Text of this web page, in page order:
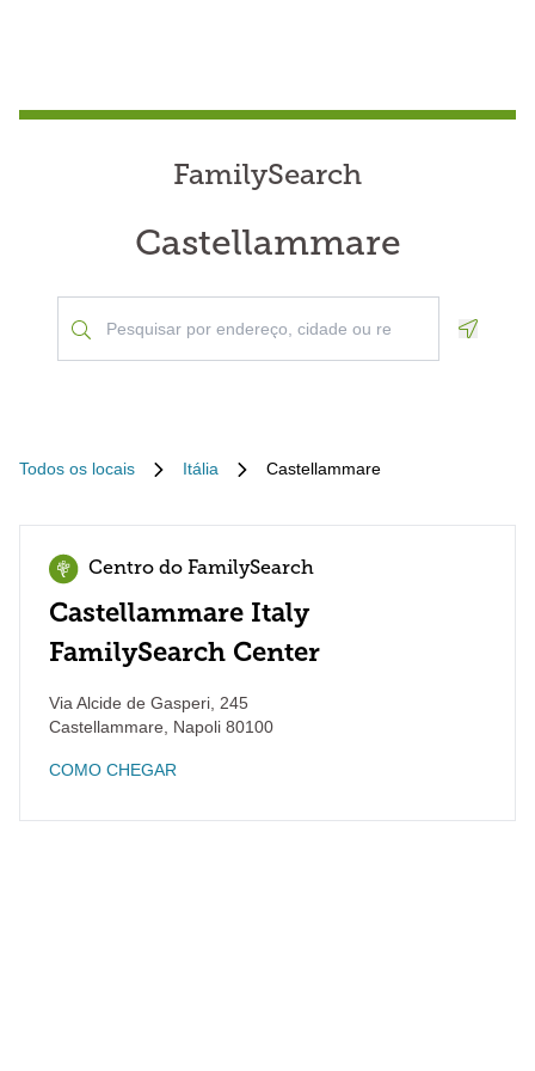
FamilySearch
Castellammare
Todos os locais Itália Castellammare
Centro do FamilySearch
Castellammare Italy
FamilySearch Center
Via Alcide de Gasperi, 245
Castellammare
Napoli 80100
COMO CHEGAR